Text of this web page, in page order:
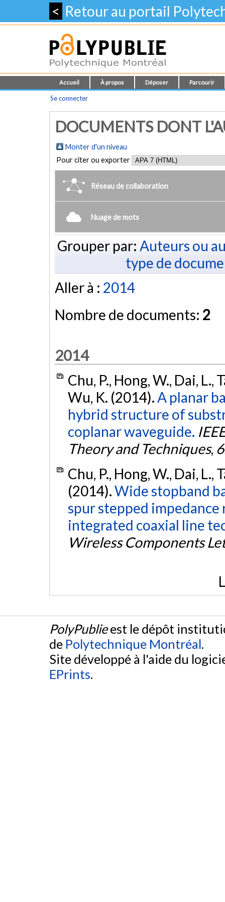
< Retour au portail
Accueil À propos Déposer Parcourir
Se connecter
DOCUMENTS DONT
Monter d'un niveau
Pour citer ou exporter
Réseau de collaboration
Nuage de mots
Grouper par: Auteurs ou
type de
Aller à : 2014
Nombre de documents: 2
2014
Chu, P., Hong, W., Dai, L.,
Wu, K. (2014).A planar
hybrid structure of
coplanar waveguide.
Theory and Techniques,
Chu, P., Hong, W., Dai, L.,
(2014).Wide stopband
spur stepped
integrated coaxial line
Wireless Components
PolyPublieest le dépôt
de Polytechnique Montréal.
Site développé à l'aide du
EPrints.